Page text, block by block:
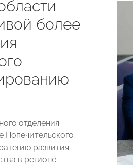
более
отделения
развития
в регионе.